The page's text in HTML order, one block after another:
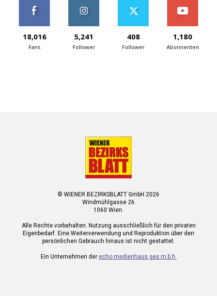
18,016
Fans
5,241
Follower
408
Follower
1,180
Abonnenten
© WIENER BEZIRKSBLATT GmbH 2026
Windmühlgasse 26
1060 Wien.
Alle Rechte vorbehalten. Nutzung ausschließlich für den privaten
Eigenbedarf. Eine Weiterverwendung und Reproduktion über den
persönlichen Gebrauch hinaus ist nicht gestattet.
Ein Unternehmen der echo medienhaus ges.m.b.h.